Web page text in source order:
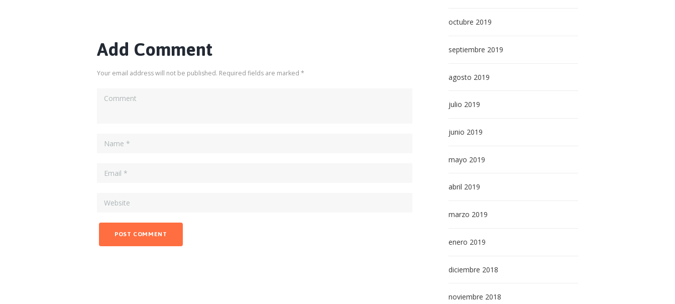
Add Comment
Your email address will not be published. Required fields are marked *
octubre 2019
septiembre 2019
agosto 2019
julio 2019
junio 2019
mayo 2019
abril 2019
marzo 2019
enero 2019
diciembre 2018
noviembre 2018